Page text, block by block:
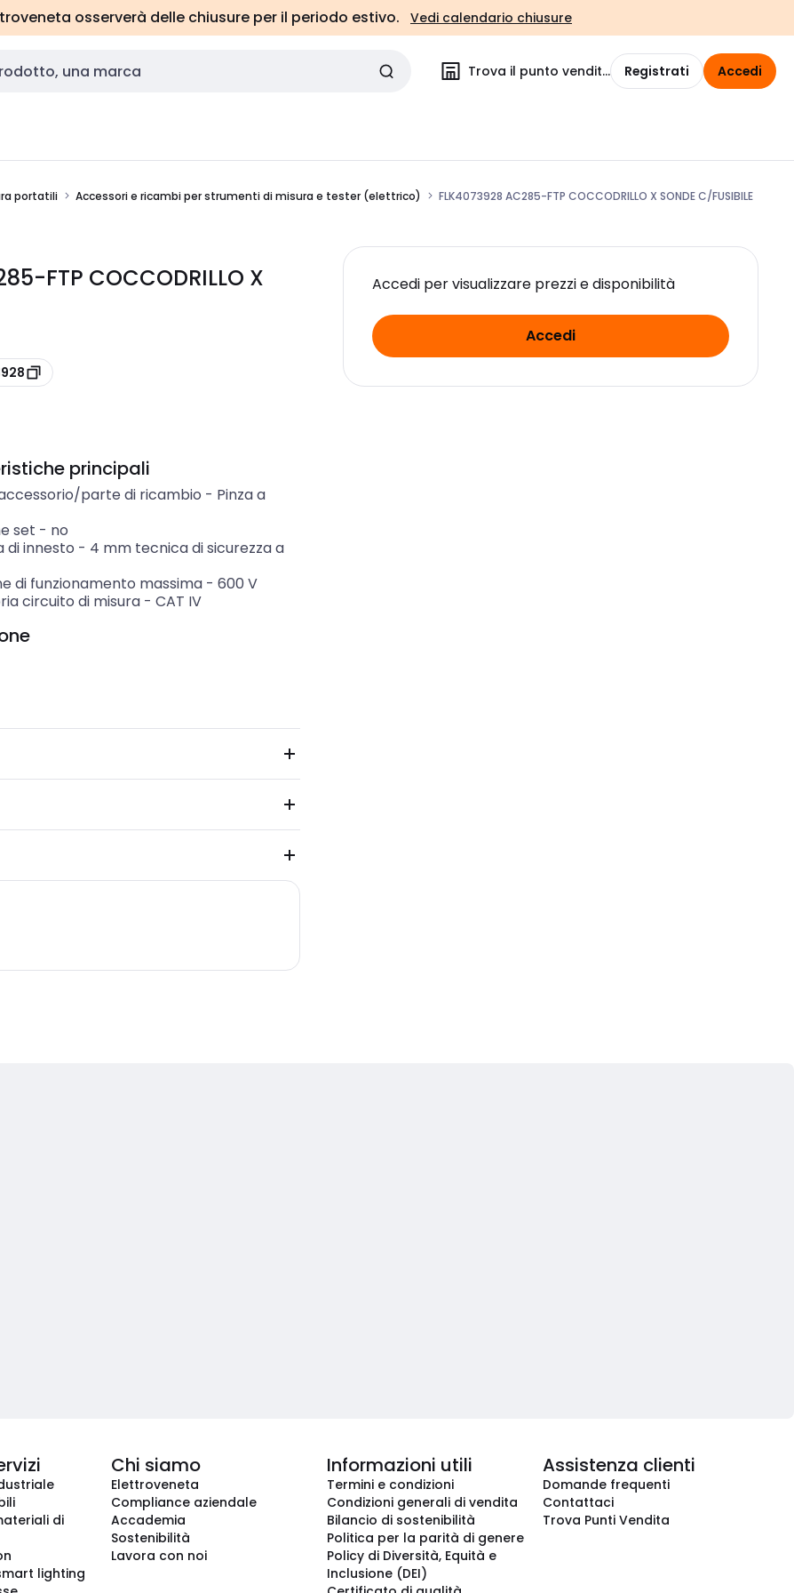
osserverà delle chiusure per il periodo estivo. Vedi calendario chiusure
Trova il punto vendita Registrati Accedi
portatili Accessori e ricambi per strumenti di misura e tester (elettrico) FLK4073928 AC285-FTP COCCODRILLO X SONDE C/FUSIBILE
FTP COCCODRILLO X
Accedi per visualizzare prezzi e disponibilità
Accedi
principali
parte di ricambio - Pinza a
set - no
di innesto - 4 mm tecnica di sicurezza a
di funzionamento massima- 600 V
circuito di misura- CAT IV
di
lighting
Chi siamo
Elettroveneta
Compliance aziendale
Accademia
Sostenibilità
Lavora con noi
Informazioni utili
Termini e condizioni
Condizioni generali di vendita
Bilancio di sostenibilità
Politica per la parità di genere
Policy di Diversità, Equità e
Inclusione (DEI)
Assistenza clienti
Domande frequenti
Contattaci
Trova Punti Vendita